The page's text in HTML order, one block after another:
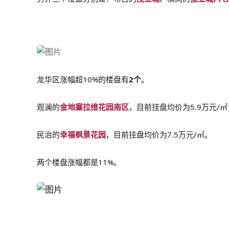
龙华区涨幅超10%的楼盘有2个。
观澜的金地塞拉维花园南区，目前挂盘均价为5.9万元/
民治的幸福枫景花园，目前挂盘均价为7.5万元/㎡。
两个楼盘涨幅都是11%。